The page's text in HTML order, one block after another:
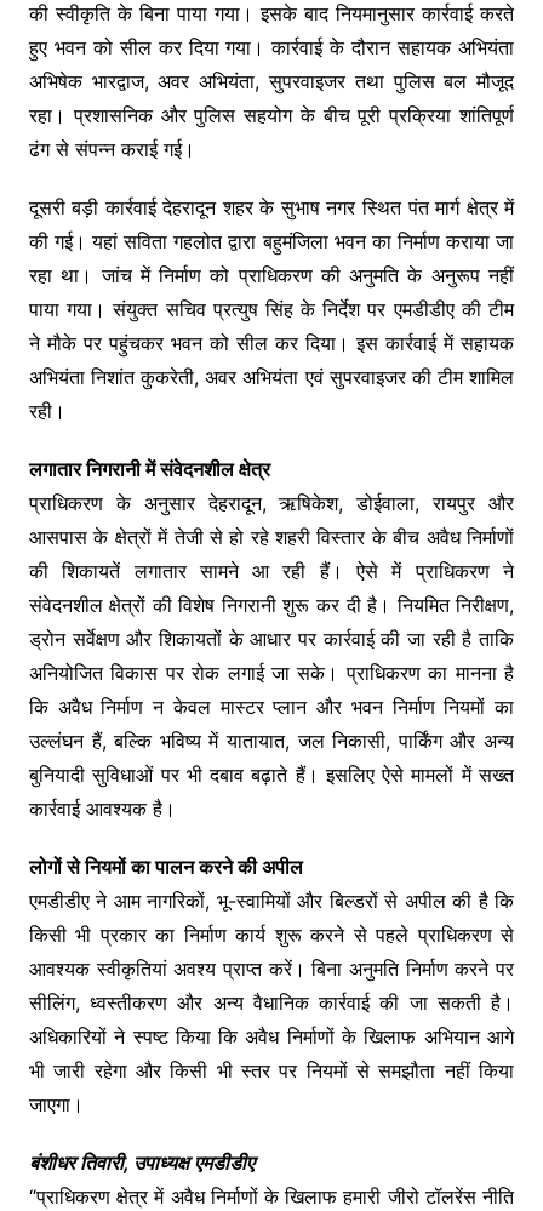
की स्वीकृति के बिना पाया गया। इसके बाद नियमानुसार कार्रवाई करते
हुए भवन को सील कर दिया गया। कार्रवाई के दौरान सहायक अभियंता
अभिषेक भारद्वाज, अवर अभियंता, सुपरवाइजर तथा पुलिस बल मौजूद
रहा। प्रशासनिक और पुलिस सहयोग के बीच पूरी प्रक्रिया शांतिपूर्ण
ढंग से संपन्न कराई गई।
दूसरी बड़ी कार्रवाई देहरादून शहर के सुभाष नगर स्थित पंत मार्ग क्षेत्र में
की गई। यहां सविता गहलोत द्वारा बहुमंजिला भवन का निर्माण कराया जा
रहा था। जांच में निर्माण को प्राधिकरण की अनुमति के अनुरूप नहीं
पाया गया। संयुक्त सचिव प्रत्युष सिंह के निर्देश पर एमडीडीए की टीम
ने मौके पर पहुंचकर भवन को सील कर दिया। इस कार्रवाई में सहायक
अभियंता निशांत कुकरेती, अवर अभियंता एवं सुपरवाइजर की टीम शामिल
रही।
लगातार निगरानी में संवेदनशील क्षेत्र
प्राधिकरण के अनुसार देहरादून, ऋषिकेश, डोईवाला, रायपुर और
आसपास के क्षेत्रों में तेजी से हो रहे शहरी विस्तार के बीच अवैध निर्माणों
की शिकायतें लगातार सामने आ रही हैं। ऐसे में प्राधिकरण ने
संवेदनशील क्षेत्रों की विशेष निगरानी शुरू कर दी है। नियमित निरीक्षण,
ड्रोन सर्वेक्षण और शिकायतों के आधार पर कार्रवाई की जा रही है ताकि
अनियोजित विकास पर रोक लगाई जा सके। प्राधिकरण का मानना है
कि अवैध निर्माण न केवल मास्टर प्लान और भवन निर्माण नियमों का
उल्लंघन हैं, बल्कि भविष्य में यातायात, जल निकासी, पार्किंग और अन्य
बुनियादी सुविधाओं पर भी दबाव बढ़ाते हैं। इसलिए ऐसे मामलों में सख्त
कार्रवाई आवश्यक है।
लोगों से नियमों का पालन करने की अपील
एमडीडीए ने आम नागरिकों, भू-स्वामियों और बिल्डरों से अपील की है कि
किसी भी प्रकार का निर्माण कार्य शुरू करने से पहले प्राधिकरण से
आवश्यक स्वीकृतियां अवश्य प्राप्त करें। बिना अनुमति निर्माण करने पर
सीलिंग, ध्वस्तीकरण और अन्य वैधानिक कार्रवाई की जा सकती है।
अधिकारियों ने स्पष्ट किया कि अवैध निर्माणों के खिलाफ अभियान आगे
भी जारी रहेगा और किसी भी स्तर पर नियमों से समझौता नहीं किया
जाएगा।
बंशीधर तिवारी, उपाध्यक्ष एमडीडीए
“प्राधिकरण क्षेत्र में अवैध निर्माणों के खिलाफ हमारी जीरो टॉलरेंस नीति